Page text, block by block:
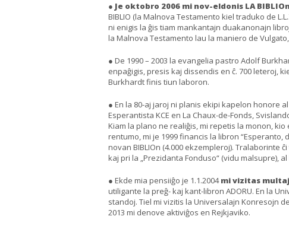
● Je oktobro 2006 mi nov-eldonis LA
BIBLIO (la Malnova Testamento kiel traduko de
ni enigis la ĝis tiam mankantajn duakanonajn
la Malnova Testamento lau la maniero de
● De 1990 – 2003 la evangelia pastro Adolf
enpaĝigis, presis kaj dissendis en ĉ. 700 leteroj,
Burkhardt finis tiun laboron.
● En la 80-aj jaroj ni planis ekipi kapelon honore
Esperantista KCE en La Chaux-de-Fonds,
Kiam la plano ne realiĝis, mi repetis la monon, kio
rentumo, mi je 1999 financis la libron “Esperanto,
novan BIBLIOn (4.000 ekzempleroj). Tralaborinte
kaj pri la „Prezidanta Fonduso“ (vidu malsupre),
● Ekde mia pensiiĝo je 1.1.2004mi vizitas
utiligante la preĝ- kaj kant-libron ADORU. En la
standoj. Tiel mi vizitis la Universalajn Konresojn de
2013 mi denove aktiviĝos en Rejkjaviko.